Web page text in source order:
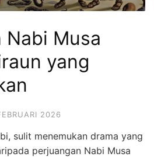
Nabi Musa
yang
2026
sulit menemukan drama yang
perjuangan Nabi Musa